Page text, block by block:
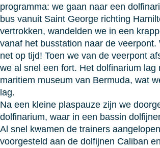
programma: we gaan naar een
bus vanuit Saint George richting
vertrokken, wandelden we in een
vanaf het busstation naar de veerpont.
net op tijd! Toen we van de veerpont
we al snel een fort. Het dolfinarium lag
maritiem museum van Bermuda, wat
lag.
Na een kleine plaspauze zijn we
dolfinarium, waar in een bassin
Al snel kwamen de trainers
voorgesteld aan de dolfijnen Caliban